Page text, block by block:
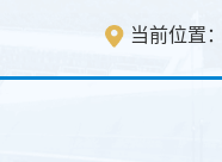
当前位置：